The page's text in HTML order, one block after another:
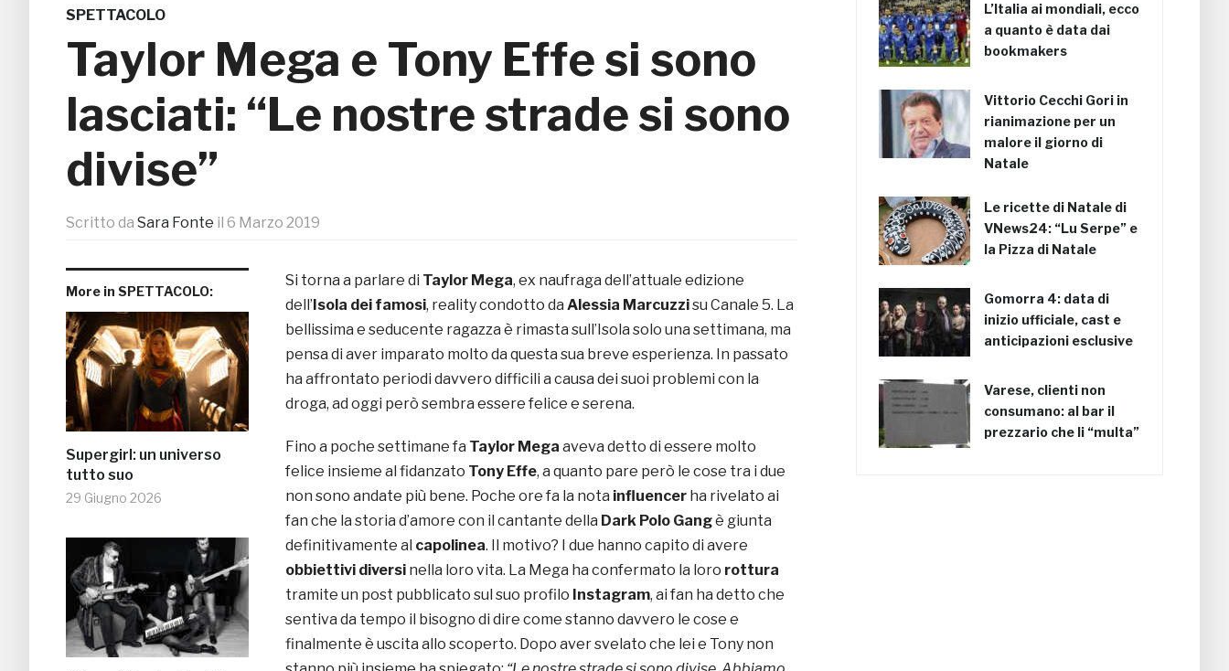
SPETTACOLO
Taylor Mega e Tony Effe si sono
lasciati: “Le nostre strade si sono
divise”
Scritto da Sara Fonte il 6 Marzo 2019
More in SPETTACOLO:
Supergirl: un universo
tutto suo
29 Giugno 2026
Si torna a parlare di Taylor Mega, ex naufraga dell’attuale edizione
dell’Isola dei famosi, reality condotto da Alessia Marcuzzisu Canale 5. La
bellissima e seducente ragazza è rimasta sull’Isola solo una settimana, ma
pensa di aver imparato molto da questa sua breve esperienza. In passato
ha affrontato periodi davvero difficili a causa dei suoi problemi con la
droga, ad oggi però sembra essere felice e serena.
Fino a poche settimane fa Taylor Mega aveva detto di essere molto
felice insieme al fidanzato Tony Effe, a quanto pare però le cose tra i due
non sono andate più bene. Poche ore fa la nota influencer ha rivelato ai
fan che la storia d’amore con il cantante della Dark Polo Gangè giunta
definitivamente al capolinea. Il motivo? I due hanno capito di avere
obbiettivi diversi nella loro vita. La Mega ha confermato la loro rottura
tramite un post pubblicato sul suo profilo Instagram, ai fan ha detto che
sentiva da tempo il bisogno di dire come stanno davvero le cose e
finalmente è uscita allo scoperto. Dopo aver svelato che lei e Tony non
L’Italia ai mondiali, ecco
a quanto è data dai
bookmakers
Vittorio Cecchi Gori in
rianimazione per un
malore il giorno di
Natale
Le ricette di Natale di
VNews24: “Lu Serpe” e
la Pizza di Natale
Gomorra 4: data di
inizio ufficiale, cast e
anticipazioni esclusive
Varese, clienti non
consumano: al bar il
prezzario che li “multa”